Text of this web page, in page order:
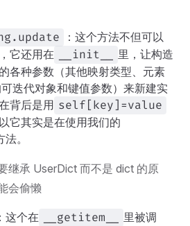
：这个方法不但可以
它还用在
__init__
里，让构造
各种参数（其他映射类型、元素
迭代对象和键值参数）来新建实
背后是用 self[key]=value
它其实是在使用我们的
法。
继承 UserDict 而不是 dict 的原
会偷懒
：这个在 __getitem__
里被调